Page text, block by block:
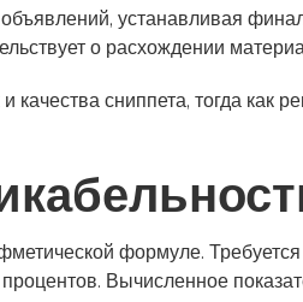
устанавливая
о расхождении
и качества сниппета, тогда
формуле.
Вычисленное